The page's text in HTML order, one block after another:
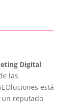
Digital
las
está
un reputado